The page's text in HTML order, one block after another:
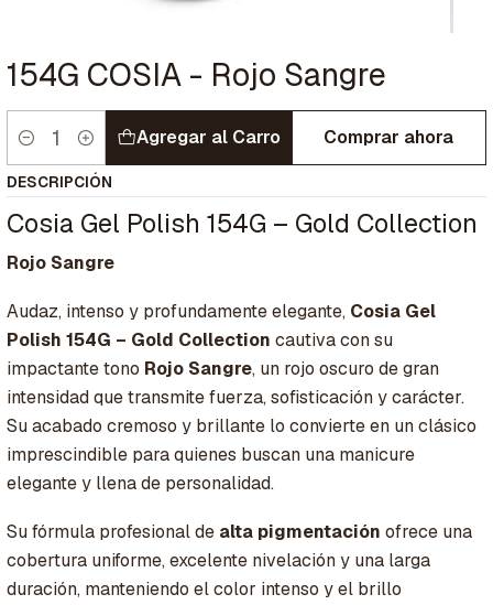
154G COSIA - Rojo Sangre
Cantidad
Agregar al Carro Comprar ahora
DESCRIPCIÓN
Cosia Gel Polish 154G – Gold Collection
Rojo Sangre
Audaz, intenso y profundamente elegante, Cosia Gel
Polish 154G – Gold Collection cautiva con su
impactante tono Rojo Sangre, un rojo oscuro de gran
intensidad que transmite fuerza, sofisticación y carácter.
Su acabado cremoso y brillante lo convierte en un clásico
imprescindible para quienes buscan una manicure
elegante y llena de personalidad.
Su fórmula profesional de alta pigmentación ofrece una
cobertura uniforme, excelente nivelación y una larga
duración, manteniendo el color intenso y el brillo